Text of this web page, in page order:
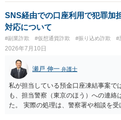
せることになるでしょう。見通しにつ
に検討してもらう必要があると思いま
いますので個別に確認いただく必要が
るかどうかが問題になり得る事案であ
仮に回収できたとしても弁護士費用を
少なくなる可能性もあるように思いま
SNS経由での口座利用で犯罪加
対応について
#副業詐欺 #仮想通貨詐欺 #振り込め詐欺 #
2026年7月10日
瀬戸 伸一 弁護士
私が担当している預金口座凍結事案で
も、担当警察（東京のほう）への連絡
た。 実際の処理は、警察署や相談を